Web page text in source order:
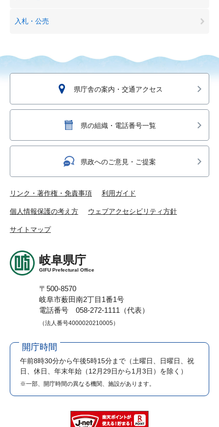
入札・公売
県庁舎の案内・交通アクセス
県の組織・電話番号一覧
県政へのご意見・ご提案
リンク・著作権・免責事項 利用ガイド
個人情報保護の考え方 ウェブアクセシビリティ方針
サイトマップ
岐阜県庁
GIFU Prefectural Office
〒500-8570
岐阜市薮田南2丁目1番1号
電話番号 058-272-1111（代表）
（法人番号4000020210005）
開庁時間
午前8時30分から午後5時15分まで （土曜日、日曜日、祝
日、休日、年末年始（12月29日から1月3日）を除く）
※一部、開庁時間の異なる機関、施設があります。